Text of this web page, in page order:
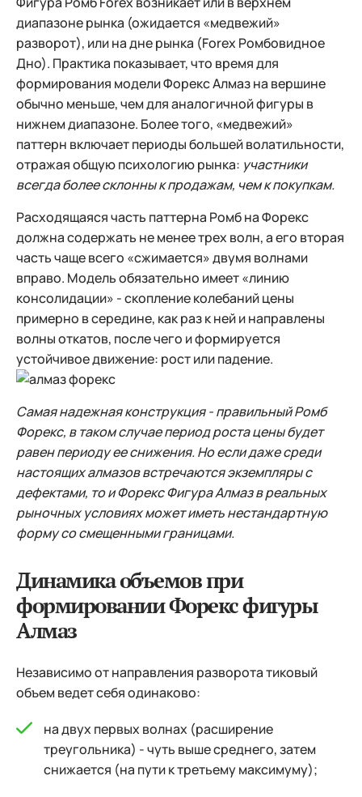
диапазоне рынка (ожидается «медвежий»
разворот), или на дне рынка (Forex Ромбовидное
Дно). Практика показывает, что время для
формирования модели Форекс Алмаз на вершине
обычно меньше, чем для аналогичной фигуры в
нижнем диапазоне. Более того, «медвежий»
паттерн включает периоды большей волатильности,
отражая общую психологию рынка: участники
всегда более склонны к продажам, чем к покупкам.
Расходящаяся часть паттерна Ромб на Форекс
должна содержать не менее трех волн, а его вторая
часть чаще всего «сжимается» двумя волнами
вправо. Модель обязательно имеет «линию
консолидации» - скопление колебаний цены
примерно в середине, как раз к ней и направлены
волны откатов, после чего и формируется
устойчивое движение: рост или падение.
Самая надежная конструкция - правильный Ромб
Форекс, в таком случае период роста цены будет
равен периоду ее снижения. Но если даже среди
настоящих алмазов встречаются экземпляры с
дефектами, то и Форекс Фигура Алмаз в реальных
рыночных условиях может иметь нестандартную
форму со смещенными границами.
Динамика объемов при
формировании Форекс фигуры
Алмаз
Независимо от направления разворота тиковый
объем ведет себя одинаково:
на двух первых волнах (расширение
треугольника) - чуть выше среднего, затем
снижается (на пути к третьему максимуму);